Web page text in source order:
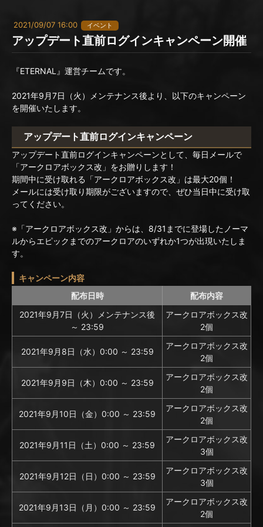
2021/09/07 16:00 イベント
アップデート直前ログインキャンペーン開催
『ETERNAL』運営チームです。
2021年9月7日（火）メンテナンス後より、以下のキャンペーン
を開催いたします。
アップデート直前ログインキャンペーン
アップデート直前ログインキャンペーンとして、毎日メールで
「アークロアボックス改」をお贈りします！
期間中に受け取れる「アークロアボックス改」は最大20個！
メールには受け取り期限がございますので、ぜひ当日中に受け取
ってください。
※「アークロアボックス改」からは、8/31までに登場したノーマ
ルからエピックまでのアークロアのいずれか1つが出現いたしま
す。
キャンペーン内容
配布日時
配布内容
2021年9月7日（火）メンテナンス後
～ 23:59
アークロアボックス改
2個
2021年9月8日（水）0:00 ～ 23:59
アークロアボックス改
2個
2021年9月9日（木）0:00 ～ 23:59
アークロアボックス改
2個
2021年9月10日（金）0:00 ～ 23:59
アークロアボックス改
2個
2021年9月11日（土）0:00 ～ 23:59
アークロアボックス改
3個
2021年9月12日（日）0:00 ～ 23:59
アークロアボックス改
3個
2021年9月13日（月）0:00 ～ 23:59
アークロアボックス改
2個